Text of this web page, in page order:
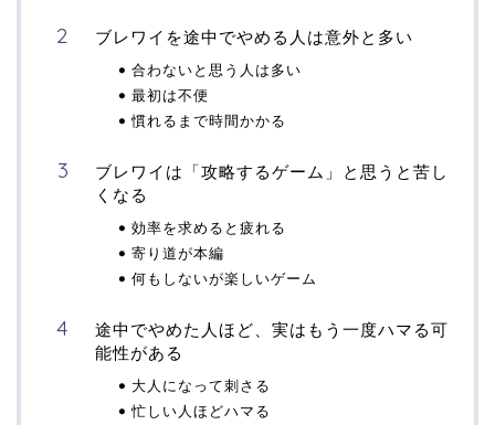
ブレワイを途中でやめる人は意外と多い
合わないと思う人は多い
最初は不便
慣れるまで時間かかる
ブレワイは「攻略するゲーム」と思うと苦し
くなる
効率を求めると疲れる
寄り道が本編
何もしないが楽しいゲーム
途中でやめた人ほど、実はもう一度ハマる可
能性がある
大人になって刺さる
忙しい人ほどハマる